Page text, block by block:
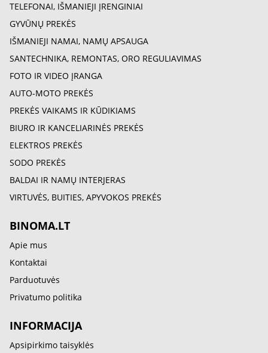
TELEFONAI, IŠMANIEJI ĮRENGINIAI
GYVŪNŲ PREKĖS
IŠMANIEJI NAMAI, NAMŲ APSAUGA
SANTECHNIKA, REMONTAS, ORO REGULIAVIMAS
FOTO IR VIDEO ĮRANGA
AUTO-MOTO PREKĖS
PREKĖS VAIKAMS IR KŪDIKIAMS
BIURO IR KANCELIARINĖS PREKĖS
ELEKTROS PREKĖS
SODO PREKĖS
BALDAI IR NAMŲ INTERJERAS
VIRTUVĖS, BUITIES, APYVOKOS PREKĖS
BINOMA.LT
Apie mus
Kontaktai
Parduotuvės
Privatumo politika
INFORMACIJA
Apsipirkimo taisyklės